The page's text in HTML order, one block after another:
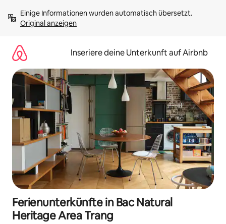
Inhalten
springenOriginal anzeigen
Inseriere deine Unterkunft auf Airbnb
Ferienunterkünfte in Bac Natural
Heritage Area Trang